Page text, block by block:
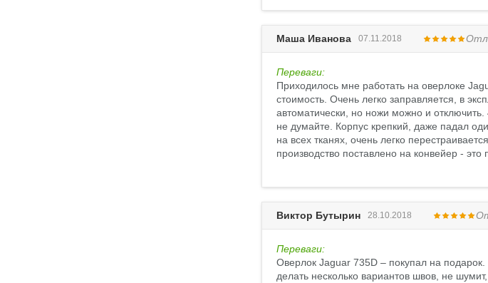
Маша Иванова 07.11.2018
Переваги:
Приходилось мне работать на оверлоке
стоимость. Очень легко заправляется, в
автоматически, но ножи можно и
не думайте. Корпус крепкий, даже падал
на всех тканях, очень легко
производство поставлено на конвейер -
Виктор Бутырин 28.10.2018
Переваги:
Оверлок Jaguar 735D – покупал на
делать несколько вариантов швов, не